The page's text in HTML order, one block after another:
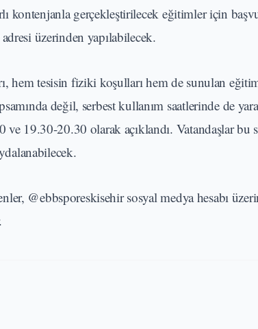
kontenjanla gerçekleştirilecek eğitimler için
üzerinden yapılabilecek.
hem tesisin fiziki koşulları hem de sunulan
değil, serbest kullanım saatlerinde de
19.30-20.30 olarak açıklandı. Vatandaşlar bu
@ebbsporeskisehir sosyal medya hesabı